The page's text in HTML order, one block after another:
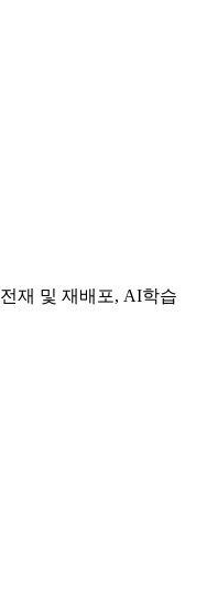
재 및 재배포, AI학습